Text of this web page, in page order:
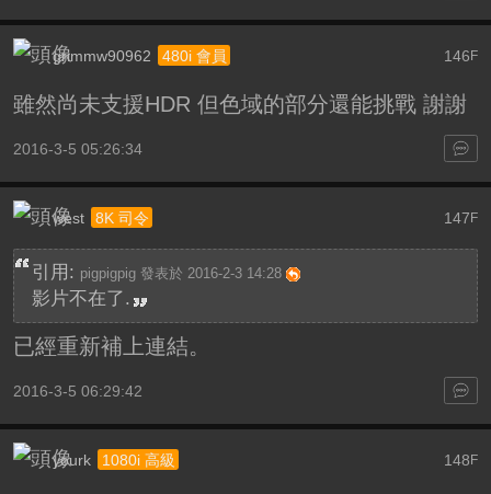
146F
grimmw90962 480i 會員
雖然尚未支援HDR 但色域的部分還能挑戰 謝謝
2016-3-5 05:26:34
147 F
west 8K 司令
引用: pigpigpig 發表於 2016-2-3 14:28
影片不在了.
已經重新補上連結。
2016-3-5 06:29:42
148 F
yourk 1080i 高級